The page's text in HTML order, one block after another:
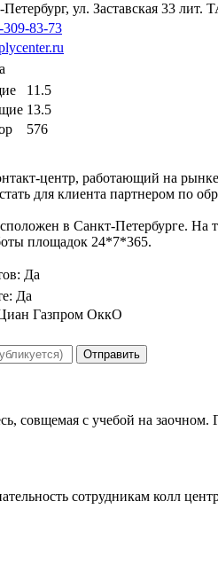
ул. Заставская 33 лит.
309-83-73
11.5
13.5
576
центр, работающий на
для клиента партнером по
в Санкт-Петербурге. На
площадок 24*7*365.
Да
Да
Газпром ОккО
совщемая с учебой на
сотрудникам колл